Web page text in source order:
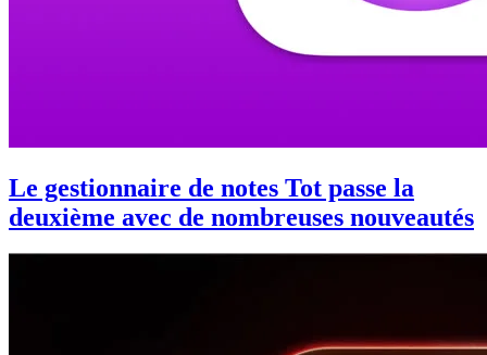
Le gestionnaire de notes Tot passe la
deuxième avec de nombreuses nouveautés